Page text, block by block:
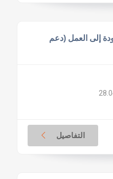
إلى العمل (دعم
التفاصيل